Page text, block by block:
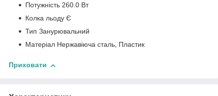
Потужність 260.0 Вт
Колка льоду Є
Тип Занурювальний
Матеріал Нержавіюча сталь, Пластик
Приховати